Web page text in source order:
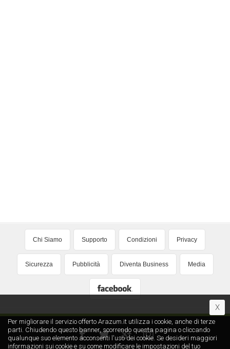
Chi Siamo Supporto Condizioni Privacy
Sicurezza Pubblicità Diventa Business Media
Per migliorare il servizio offerto Arazum.it utilizza i cookie, anche di terze
parti. Chiudendo questo banner, scorrendo questa pagina o cliccando
qualunque suo elemento acconsenti l′uso dei cookie. Se desideri maggiori
informazioni sui cookie e su come modificare le impostazioni del tuo
X